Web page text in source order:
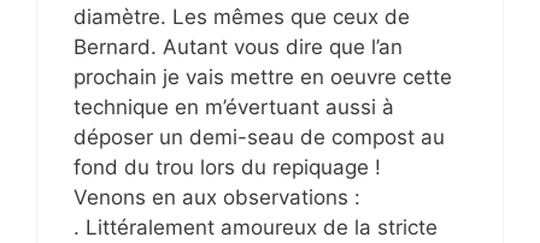
diamètre. Les mêmes que ceux de
Bernard. Autant vous dire que l’an
prochain je vais mettre en oeuvre cette
technique en m’évertuant aussi à
déposer un demi-seau de compost au
fond du trou lors du repiquage !
Venons en aux observations :
. Littéralement amoureux de la stricte